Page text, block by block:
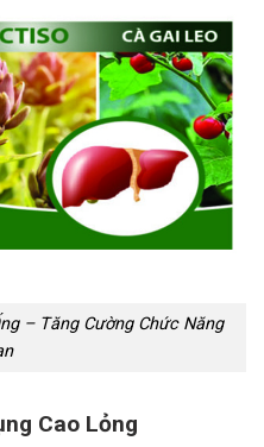
– Tăng Cường Chức Năng
Cao Lỏng